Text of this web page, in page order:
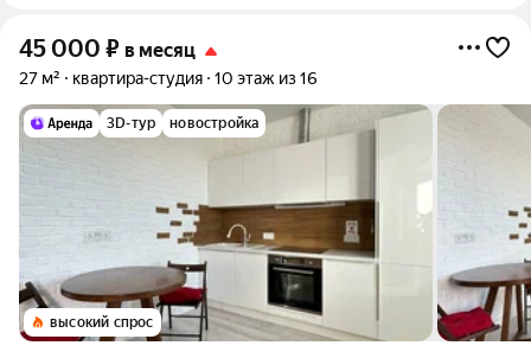
45 000 ₽ в месяц
27 м² квартира-студия 10 этаж из 16
3D-тур новостройка
высокий спрос